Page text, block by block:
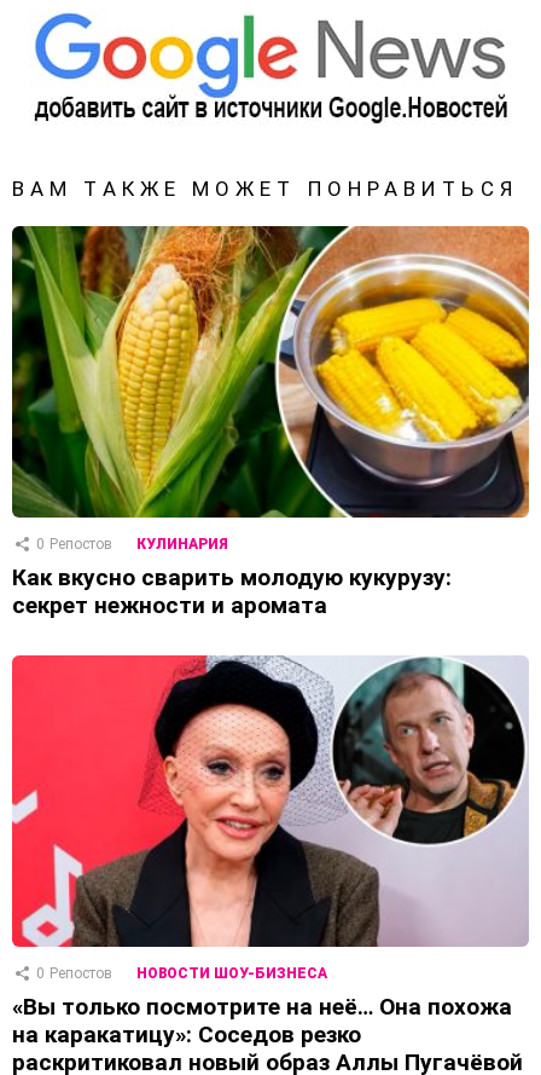
ВАМ ТАКЖЕ МОЖЕТ ПОНРАВИТЬСЯ
0 Репостов КУЛИНАРИЯ
Как вкусно сварить молодую кукурузу:
секрет нежности и аромата
0 Репостов НОВОСТИ ШОУ-БИЗНЕСА
«Вы только посмотрите на неё… Она похожа
на каракатицу»: Соседов резко
раскритиковал новый образ Аллы Пугачёвой